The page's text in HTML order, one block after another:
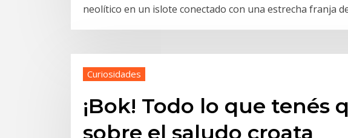
neolítico en un islote conectado con una estrecha franja
Curiosidades
¡Bok! Todo lo que tenés
sobre el saludo croata